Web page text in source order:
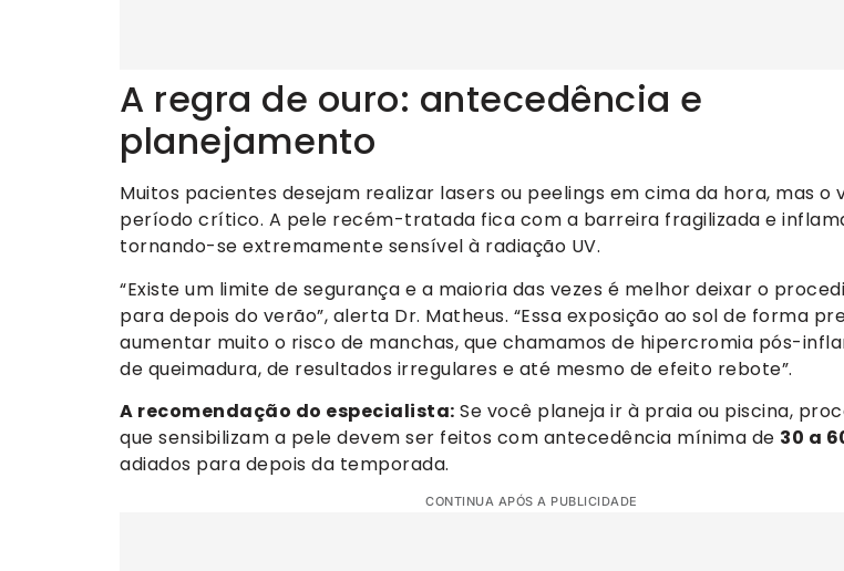
A regra de ouro: antecedência e
planejamento
Muitos pacientes desejam realizar lasers ou peelings em cima da hora, mas o
período crítico. A pele recém-tratada fica com a barreira fragilizada e
tornando-se extremamente sensível à radiação UV.
“Existe um limite de segurança e a maioria das vezes é melhor deixar o
para depois do verão”, alerta Dr. Matheus. “Essa exposição ao sol de forma
aumentar muito o risco de manchas, que chamamos de hipercromia pós-
de queimadura, de resultados irregulares e até mesmo de efeito rebote”.
A recomendação do especialista: Se você planeja ir à praia ou piscina,
que sensibilizam a pele devem ser feitos com antecedência mínima de 30 a
adiados para depois da temporada.
CONTINUA APÓS A PUBLICIDADE